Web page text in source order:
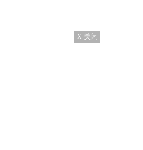
X 关闭